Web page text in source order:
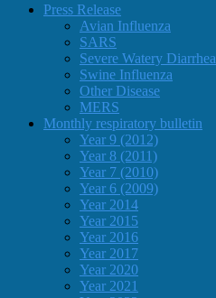
Press Release
Avian Influenza
SARS
Severe Watery Diarrhea
Swine Influenza
Other Disease
MERS
Monthly respiratory bulletin
Year 9 (2012)
Year 8 (2011)
Year 7 (2010)
Year 6 (2009)
Year 2014
Year 2015
Year 2016
Year 2017
Year 2020
Year 2021